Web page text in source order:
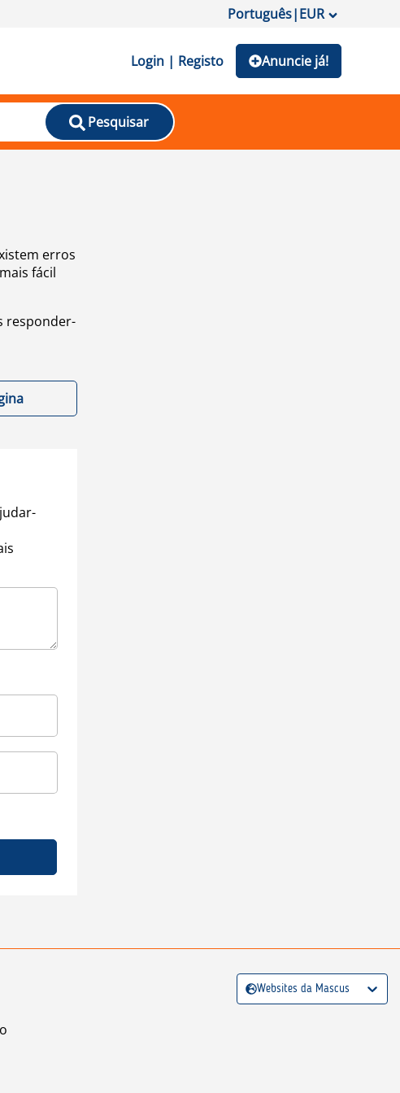
Português|EUR
Login | Registo Anuncie já!
Pesquisar
erros
fácil
responder-
Websites da Mascus